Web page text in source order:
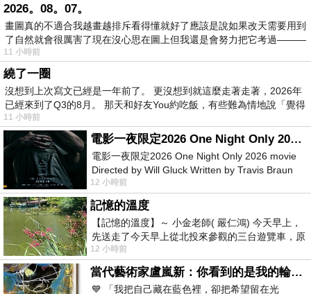
2026。08。07。
畫圖真的不適合我越畫越排斥看得懂就好了應該是說如果改天需要用到
了自然就會很厲害了現在沒心思在圖上但我還是會努力把它考過———
11 小時前
繞了一圈
沒想到上次寫文已經是一年前了。 更沒想到就這麼走著走著，2026年
已經來到了Q3的8月。 那天和好友You約吃飯，有些難為情地說「覺得
11 小時前
電影一夜限定2026 One Night Only 2026 movie
電影一夜限定2026 One Night Only 2026 movie
Directed by Will Gluck Written by Travis Braun
Starring Monica Barbaro
12 小時前
記憶的溫度
【記憶的溫度】～ 小金老師( 嚴仁鴻) 今天早上，
先送走了今天早上從北投來參觀的三台遊覽車，原
以為展場已經差不多要安靜下來，卻發
12 小時前
當代藝術家盧嵐新：你看到的是我的輪廓，還是你的故事？——藏在藍色裡的希望與光
💙 「我把自己藏在藍色裡，卻把希望留在光